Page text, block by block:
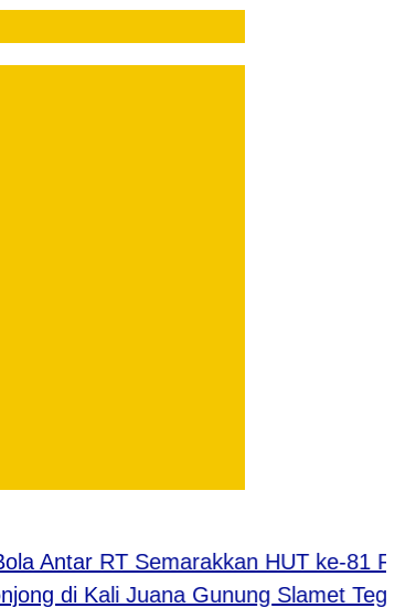
Antar RT Semarakkan HUT ke-81 RI
di Kali Juana Gunung Slamet Tegal